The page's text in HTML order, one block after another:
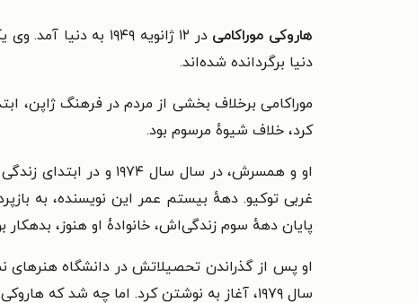
هاروکی موراکامی
دنیا برگردانده شده‌اند.
موراکامی برخلاف بخشی از مردم در فرهنگ ژاپن،
کرد، خلاف شیوهٔ مرسوم بود.
او و همسرش، در سال
غربی توکیو. دههٔ بیستم عمر این نویسنده، به
پایان دههٔ سوم زندگی‌اش، خانوادۀ او هنوز،
او پس از گذراندن تحصیلاتش در دانشگاه هنرهای
سال ۱۹۷۹، آغاز به نوشتن کرد. اما چه شد که هاروکی موراکامی نوشتن را آغاز کرد؟ او تعریف می‌کند که: